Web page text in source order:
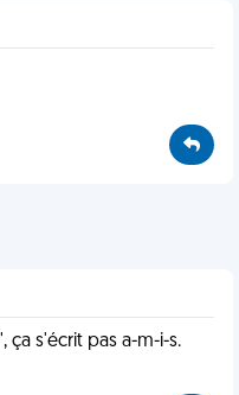
ça s'écrit pas a-m-i-s.